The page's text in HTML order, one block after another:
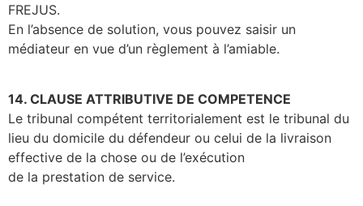
FREJUS.
En l’absence de solution, vous pouvez saisir un
médiateur en vue d’un règlement à l’amiable.
14. CLAUSE ATTRIBUTIVE DE COMPETENCE
Le tribunal compétent territorialement est le tribunal du
lieu du domicile du défendeur ou celui de la livraison
effective de la chose ou de l’exécution
de la prestation de service.